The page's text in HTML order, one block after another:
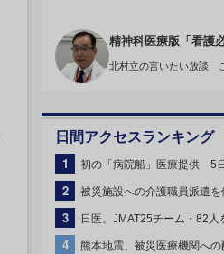
精神科医療版「看護
北村立の言いたい放談
日間アクセスランキング
1 初の「病院船」医療提供 5
2 被災施設への介護職員派遣
3 日医、JMAT25チーム・82人
4 熊本地震、被災医療機関へ